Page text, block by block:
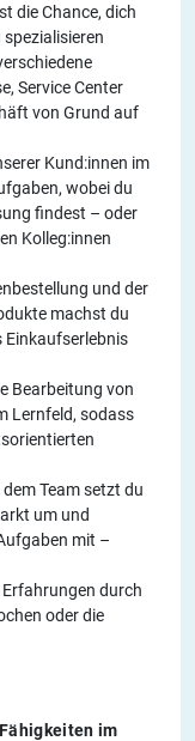
die Chance, dich
Service Center
von Grund auf
Kund:innen im
wobei du
findest – oder
Kolleg:innen
und der
machst du
Bearbeitung von
Lernfeld, sodass
Team setzt du
um und
mit –
durch
oder die
im